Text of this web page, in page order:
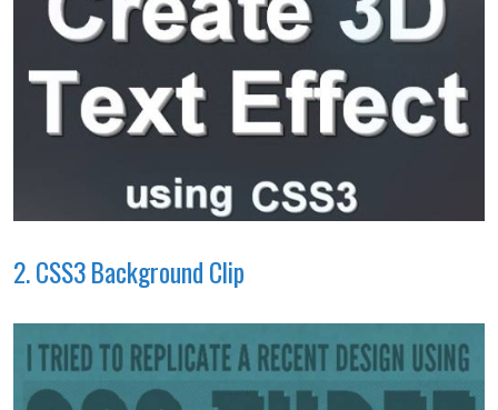
2. CSS3 Background Clip